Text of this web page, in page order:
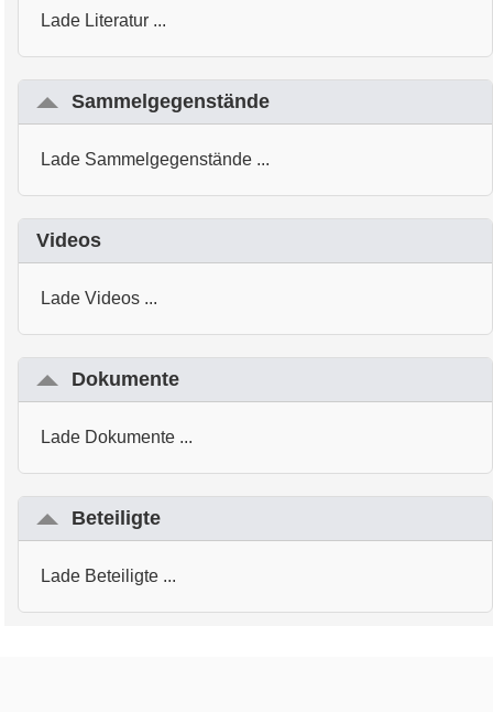
Lade Literatur ...
Sammelgegenstände
Lade Sammelgegenstände ...
Videos
Lade Videos ...
Dokumente
Lade Dokumente ...
Beteiligte
Lade Beteiligte ...